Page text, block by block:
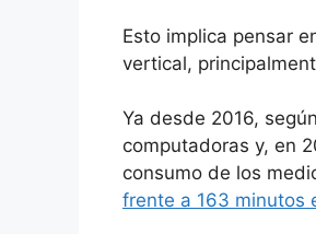
o
o
k
p
p
m
Esto implica pensar
vertical,
Ya desde 2016,
computadoras y, en
consumo de los
frente a 163 minutos